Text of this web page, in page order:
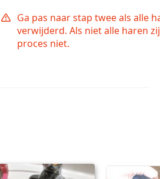
Ga pas naar stap twee als alle
verwijderd. Als niet alle haren
proces niet.